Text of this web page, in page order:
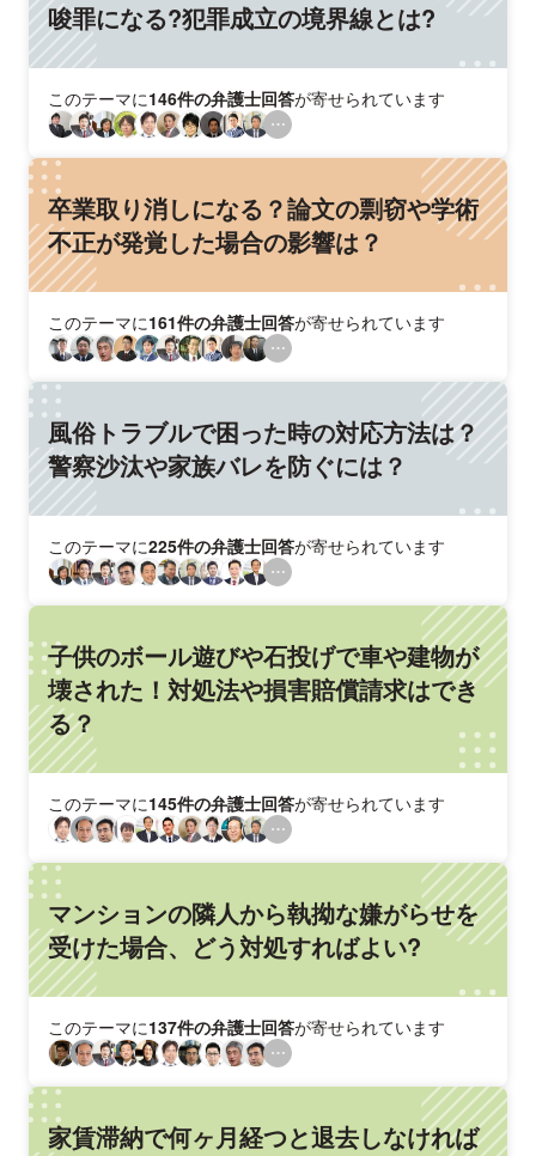
唆罪になる?犯罪成立の境界線とは?
このテーマに146件の弁護士回答が寄せられています
卒業取り消しになる？論文の剽窃や学術
不正が発覚した場合の影響は？
このテーマに161件の弁護士回答が寄せられています
風俗トラブルで困った時の対応方法は？
警察沙汰や家族バレを防ぐには？
このテーマに225件の弁護士回答が寄せられています
子供のボール遊びや石投げで車や建物が
壊された！対処法や損害賠償請求はでき
る？
このテーマに145件の弁護士回答が寄せられています
マンションの隣人から執拗な嫌がらせを
受けた場合、どう対処すればよい?
このテーマに137件の弁護士回答が寄せられています
家賃滞納で何ヶ月経つと退去しなければ